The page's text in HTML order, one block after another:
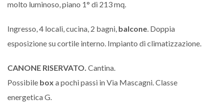
molto luminoso, piano 1° di 213 mq.
Ingresso, 4 locali, cucina, 2 bagni, balcone. Doppia
esposizione su cortile interno. Impianto di climatizzazione.
CANONE RISERVATO. Cantina.
Possibile box a pochi passi in Via Mascagni. Classe
energetica G.